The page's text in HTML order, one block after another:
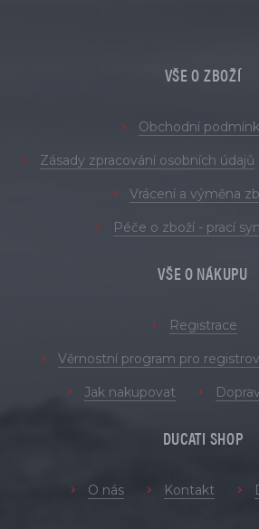
VŠE O ZBOŽÍ
Obchodní
Zásady zpracování osobních údajů
Vrácení a výměna
Péče o zboží - prací
VŠE O NÁKUPU
Registrace
Věrnostní program pro
Jak nakupovat
DUCATI SHOP
O nás Kontakt